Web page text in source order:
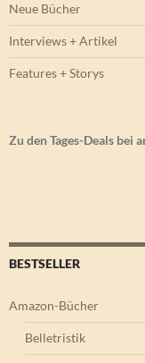
Neue Bücher
Interviews + Artikel
Features + Storys
Zu den Tages-Deals bei
BESTSELLER
Amazon-Bücher
Belletristik